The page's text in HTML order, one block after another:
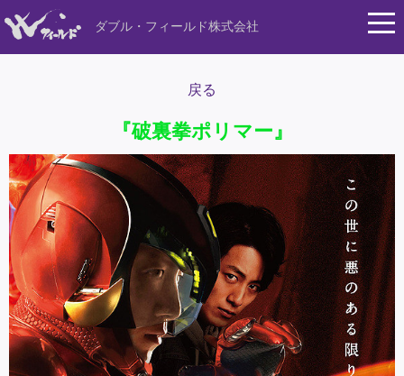
ダブル・フィールド株式会社
戻る
『破裏拳ポリマー』